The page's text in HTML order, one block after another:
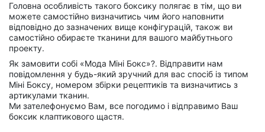
Головна особливість такого боксику полягає в тім, що ви
можете самостійно визначитись чим його наповнити
відповідно до зазначених вище конфігурацій, також ви
самостійно обираєте тканини для вашого майбутнього
проекту.
Як замовити собі «Мода Міні Бокс»?. Відправити нам
повідомлення у будь-який зручний для вас спосіб із типом
Міні Боксу, номером збірки рецептиків та визначитись з
артикулами тканин.
Ми зателефонуємо Вам, все погодимо і відправимо Ваш
боксик клаптикового щастя.